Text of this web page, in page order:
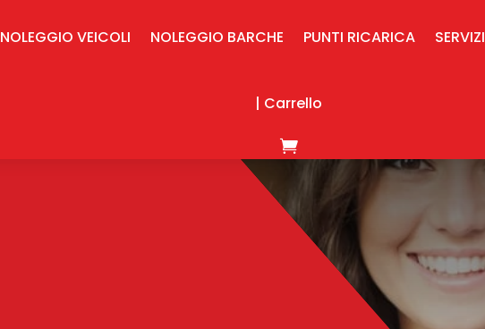
NOLEGGIO VEICOLI NOLEGGIO BARCHE PUNTI RICARICA SERVIZI
| Carrello